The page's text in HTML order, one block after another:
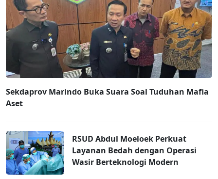
Sekdaprov Marindo Buka Suara Soal Tuduhan Mafia
Aset
RSUD Abdul Moeloek Perkuat
Layanan Bedah dengan Operasi
Wasir Berteknologi Modern